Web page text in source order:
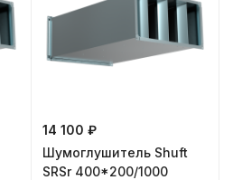
14 100 ₽
Шумоглушитель Shuft
SRSr 400*200/1000